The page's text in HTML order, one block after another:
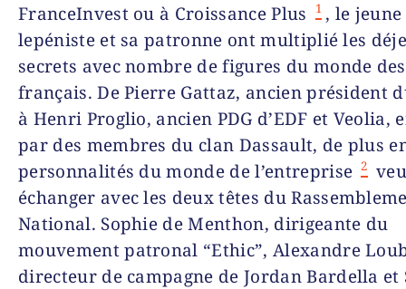
FranceInvest ou à Croissance Plus
1 , le
lepéniste et sa patronne ont multiplié les
secrets avec nombre de figures du monde
français. De Pierre Gattaz, ancien président
à Henri Proglio, ancien PDG d’EDF et Veolia,
par des membres du clan Dassault, de plus
personnalités du monde de l’entreprise 2
échanger avec les deux têtes du
National. Sophie de Menthon, dirigeante du
mouvement patronal “Ethic”, Alexandre
directeur de campagne de Jordan Bardella et